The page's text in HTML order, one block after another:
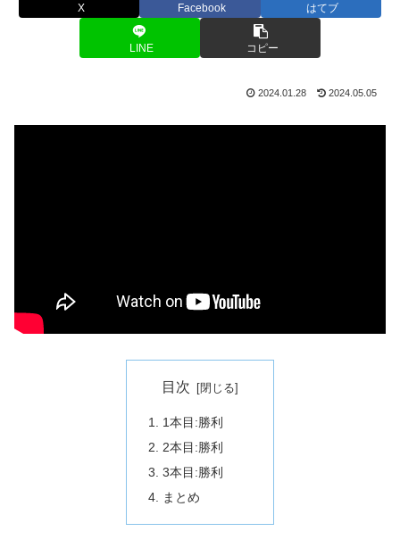
X Facebook はてブ
LINE コピー
2024.01.28 2024.05.05
目次
1本目:勝利
2本目:勝利
3本目:勝利
まとめ